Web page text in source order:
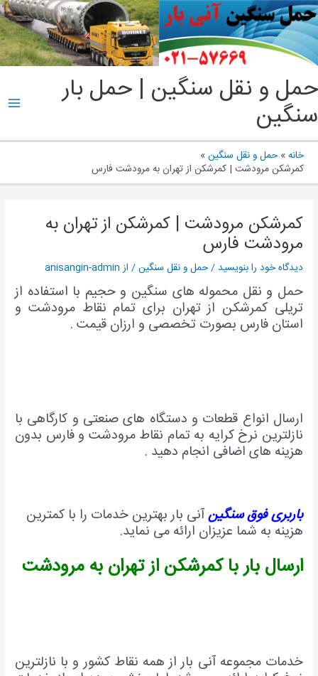
حمل و نقل سنگین | حمل بار
سنگین
خانه
حمل و نقل سنگین
کمرشکن مرودشت | کمرشکن از تهران به مرودشت فارس
کمرشکن مرودشت | کمرشکن از تهران به
مرودشت فارس
دیدگاه‌ خود را بنویسید /حمل و نقل سنگین/ از anisangin-admin
حمل و نقل محموله های سنگین و حجیم با استفاده از
تریلی کمرشکن از تهران برای تمام نقاط مرودشت و
استان فارس بصورت تخصصی و ارزان قیمت .
ارسال انواع قطعات و دستگاه های صنعتی و کارگاهی با
نازلترین نرخ کرایه به تمام نقاط مرودشت و فارس بدون
هزینه های اضافی انجام دهید .
باربری فوق سنگینآنی بار بهترین خدمات را با کمترین
هزینه به شما عزیزان ارائه می نماید.
ارسال بار با کمرشکن از تهران به مرودشت
خدمات مجموعه آنی بار از همه نقاط کشور و با نازلترین